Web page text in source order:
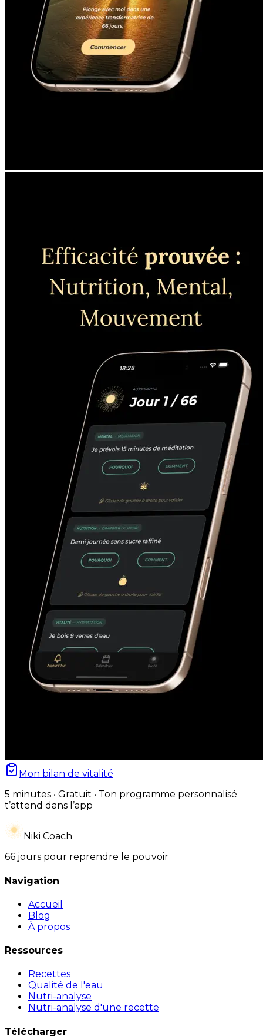
Mon bilan de vitalité
5 minutes • Gratuit • Ton programme personnalisé
t’attend dans l’app
Niki Coach
66 jours pour reprendre le pouvoir
Navigation
Accueil
Blog
À propos
Ressources
Recettes
Qualité de l'eau
Nutri-analyse
Nutri-analyse d'une recette
Télécharger